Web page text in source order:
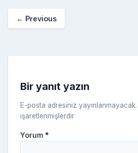
o
a
c a
ki
← Previous
Bir yanıt yazın
E-posta adresiniz yayınlanmayacak.
işaretlenmişlerdir
Yorum *